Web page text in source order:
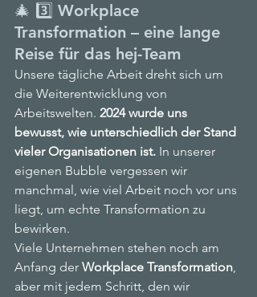
🎄 3️⃣ Workplace
Transformation – eine lange
Reise für das hej-Team
Unsere tägliche Arbeit dreht sich um
die Weiterentwicklung von
Arbeitswelten. 2024 wurde uns
bewusst, wie unterschiedlich der Stand
vieler Organisationen ist. In unserer
eigenen Bubble vergessen wir
manchmal, wie viel Arbeit noch vor uns
liegt, um echte Transformation zu
bewirken.
Viele Unternehmen stehen noch am
Anfang der Workplace Transformation,
aber mit jedem Schritt, den wir